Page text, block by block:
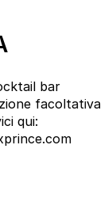
bar
facoltativa
qui: